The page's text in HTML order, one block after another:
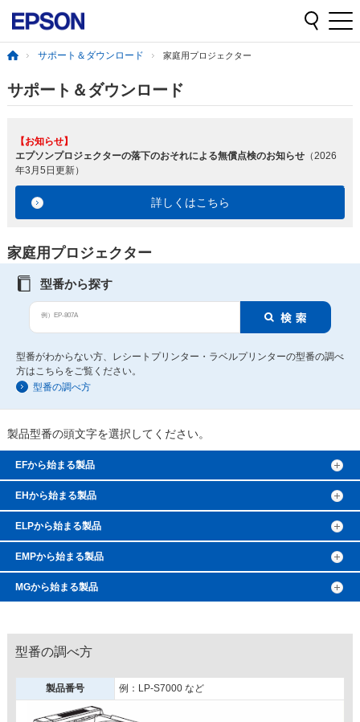
サポート＆ダウンロード 家庭用プロジェクター
サポート＆ダウンロード
【お知らせ】
エプソンプロジェクターの落下のおそれによる無償点検のお知らせ（2026
年3月5日更新）
詳しくはこちら
家庭用プロジェクター
型番から探す
例）EP-807A
型番がわからない方、レシートプリンター・ラベルプリンターの型番の調べ
方はこちらをご覧ください。
型番の調べ方
製品型番の頭文字を選択してください。
EFから始まる製品
EHから始まる製品
ELPから始まる製品
EMPから始まる製品
MGから始まる製品
型番の調べ方
製品番号 例：LP-S7000 など